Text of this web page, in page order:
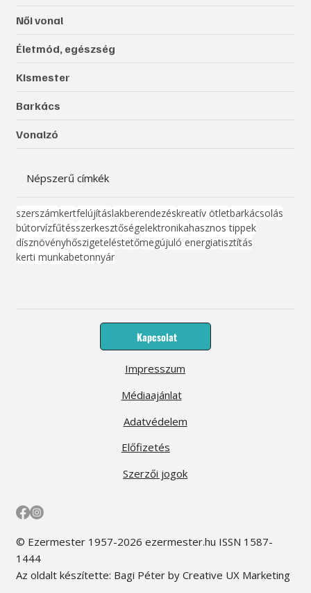
Női vonal
Életmód, egészség
Kismester
Barkács
Vonalzó
Népszerű címkék
szerszámkertfelújításlakberendezéskreatív ötletbarkácsolás
bútorvízfűtésszerkesztőségelektronikahasznos tippek
dísznövényhőszigeteléstetőmegújuló energiatisztítás
kerti munkabetonnyár
Kapcsolat
Médiaajánlat
Előfizetés
Impresszum
Adatvédelem
Szerzői jogok
© Ezermester 1957-2026 ezermester.hu ISSN 1587-
1444
Az oldalt készítette: Bagi Péter by Creative UX Marketing